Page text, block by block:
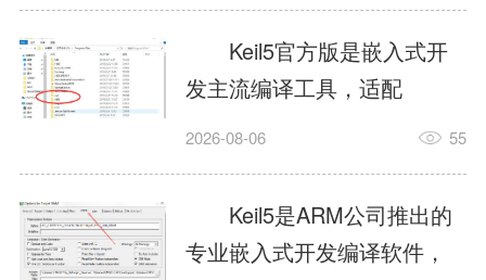
AgentSkill，就是给AI大脑装
上的一双机械手，它真的能
解决很多问题。1什么是
AgentSkillSkill指...
力，代码编译稳定，调试工
具成熟，大量开源项目基于
该平台开发。新项目需要单
独下载对应芯片支持包，新
手配置难度较高，正版商业
授权费用不菲，未授权版本
存在程序容量限制，适合硬
Keil5官方版是嵌入式开
发主流编译工具，适配
STM32、51单片机等多款芯
在线调试、代码仿真，兼容
众多厂商芯片安装包。软件
需要手动添加器件库，初次
2026-08-06 55
Keil5是ARM公司推出的
专业嵌入式开发编译软件，